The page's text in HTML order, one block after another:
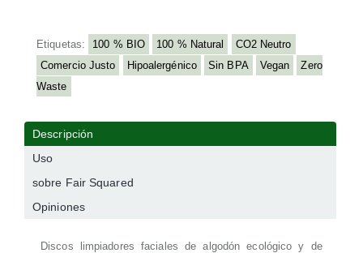
Etiquetas: 100 % BIO 100 % Natural
CO2 Neutro
Comercio Justo
Hipoalergénico Sin BPA Vegan
Zero
Waste
Descripción
Uso
sobre Fair Squared
Opiniones
Discos limpiadores faciales de algodón ecológico y de